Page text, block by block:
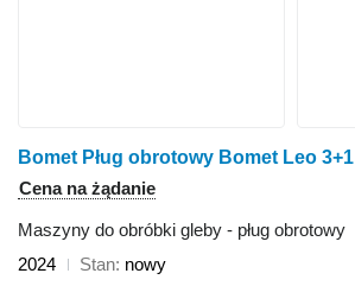
Bomet Pług obrotowy Bomet Leo 3+1
Cena na żądanie
Maszyny do obróbki gleby - pług obrotowy
2024
Stan nowy